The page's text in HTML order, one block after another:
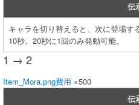
伝
キャラを切り替えると、次に登場す
10秒。20秒に1回のみ発動可能。
1 → 2
Item_Mora.png費用 ×500
伝